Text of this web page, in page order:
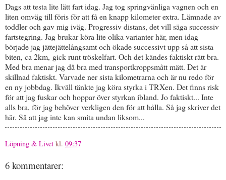
Dags att testa lite lätt fart idag. Jag tog springvänliga vagnen och en
liten omväg till föris för att få en knapp kilometer extra. Lämnade av
toddler och gav mig iväg. Progressiv distans, det vill säga successiv
fartstegring. Jag brukar köra lite olika varianter här, men idag
började jag jättejättelångsamt och ökade successivt upp så att sista
biten, ca 2km, gick runt tröskelfart. Och det kändes faktiskt rätt bra.
Med bra menar jag då bra med transportkroppsmått mätt. Det är
skillnad faktiskt. Varvade ner sista kilometrarna och är nu redo för
en ny jobbdag. Ikväll tänkte jag köra styrka i TRXen. Det finns risk
för att jag fuskar och hoppar över styrkan ibland. Jo faktiskt... Inte
alls bra, för jag behöver verkligen den för att hålla. Så jag skriver det
här. Så att jag inte kan smita undan liksom...
Löpning & Livet kl. 09:37
6 kommentarer: